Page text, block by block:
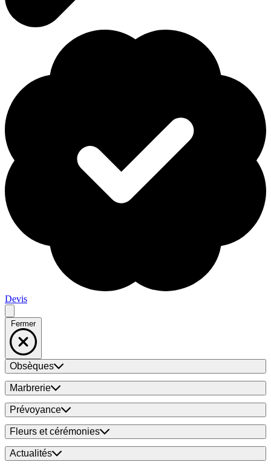
Devis
Fermer
Obsèques
Marbrerie
Prévoyance
Fleurs et cérémonies
Actualités